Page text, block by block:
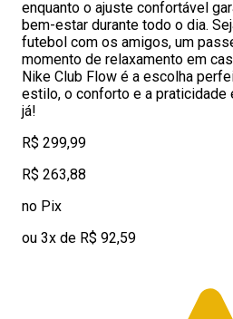
enquanto o ajuste confortável
bem-estar durante todo o dia.
futebol com os amigos, um
momento de relaxamento em
Nike Club Flow é a escolha
estilo, o conforto e a praticidade
já!
R$ 299,99
R$ 263,88
no Pix
ou 3x de R$ 92,59